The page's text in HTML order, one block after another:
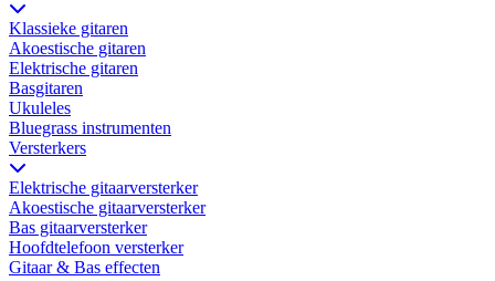
Klassieke gitaren
Akoestische gitaren
Elektrische gitaren
Basgitaren
Ukuleles
Bluegrass instrumenten
Versterkers
Elektrische gitaarversterker
Akoestische gitaarversterker
Bas gitaarversterker
Hoofdtelefoon versterker
Gitaar & Bas effecten